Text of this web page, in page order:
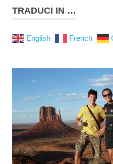
TRADUCI IN …
English French